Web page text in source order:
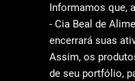
Informamos que,
- Cia Beal de
encerrará suas
Assim, os
de seu portfólio,